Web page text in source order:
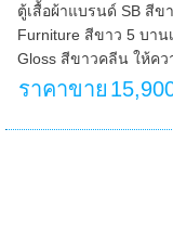
ตู้เสื้อผ้าแบรนด์ SB สีข
Furniture สีขาว 5 บาน
Gloss สีขาวคลีน ให้คว
ราคาขาย